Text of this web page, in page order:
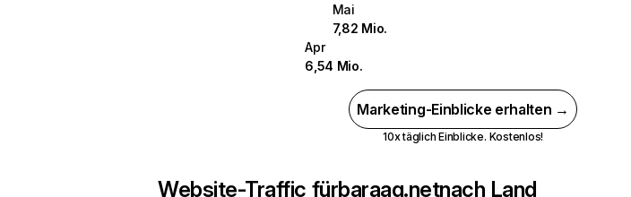
Mai
7,82 Mio.
Apr
6,54 Mio.
Marketing-Einblicke erhalten →
10x täglich Einblicke. Kostenlos!
Website-Traffic fürbaraag.netnach Land